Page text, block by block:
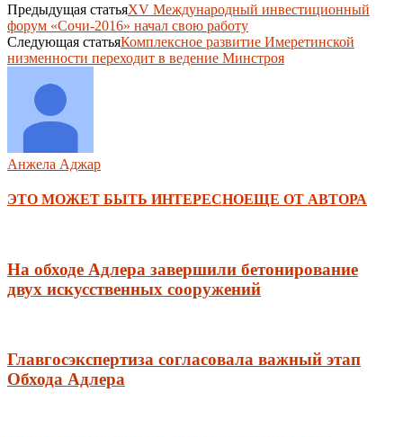
Предыдущая статьяXV Международный инвестиционный
форум «Сочи-2016» начал свою работу
Следующая статьяКомплексное развитие Имеретинской
низменности переходит в ведение Минстроя
Анжела Аджар
ЭТО МОЖЕТ БЫТЬ ИНТЕРЕСНОЕЩЕ ОТ АВТОРА
На обходе Адлера завершили бетонирование
двух искусственных сооружений
Главгосэкспертиза согласовала важный этап
Обхода Адлера